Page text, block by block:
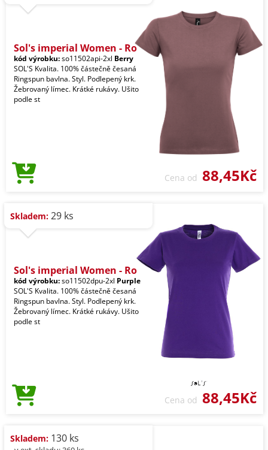
Sol's imperial Women - Ro
kód výrobku:so11502api-2xl Berry
SOL'S Kvalita. 100% částečně česaná
Ringspun bavlna. Styl. Podlepený krk.
Žebrovaný límec. Krátké rukávy. Ušito
podle st
Cena od 88,45Kč
Skladem: 29 ks
Sol's imperial Women - Ro
kód výrobku:so11502dpu-2xl Purple
SOL'S Kvalita. 100% částečně česaná
Ringspun bavlna. Styl. Podlepený krk.
Žebrovaný límec. Krátké rukávy. Ušito
podle st
Cena od 88,45Kč
Skladem: 130 ks